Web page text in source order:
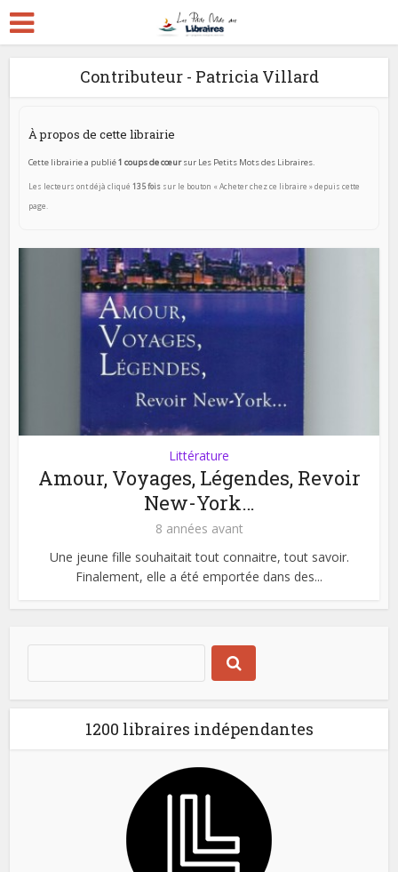
Contributeur - Patricia Villard
À propos de cette librairie
Cette librairie a publié1 coups de cœursur Les Petits Mots des Libraires.
Les lecteurs ont déjà cliqué135 fois sur le bouton « Acheter chez ce libraire » depuis cette
page.
Littérature
Amour, Voyages, Légendes, Revoir
New-York…
8 années avant
Une jeune fille souhaitait tout connaitre, tout savoir.
Finalement, elle a été emportée dans des...
1200 libraires indépendantes